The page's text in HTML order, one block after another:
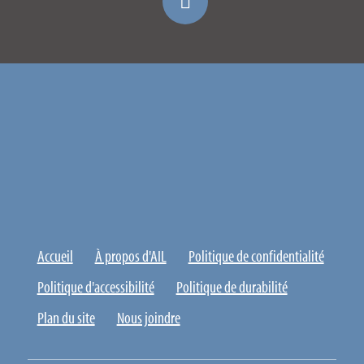
Accueil À propos d'AIL
Politique de confidentialité
Politique d'accessibilité
Politique de durabilité
Plan du site
Nous joindre